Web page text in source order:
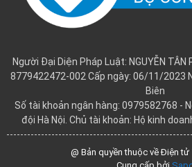
Người Đại Diện Pháp Luật: NGUYỄN TÂN
8779422472-002 Cấp ngày: 06/11/2023
Biên
Số tài khoản ngân hàng: 0979582768 -
đội Hà Nội. Chủ tài khoản: Hộ kinh
@ Bản quyền thuộc về Điện tử